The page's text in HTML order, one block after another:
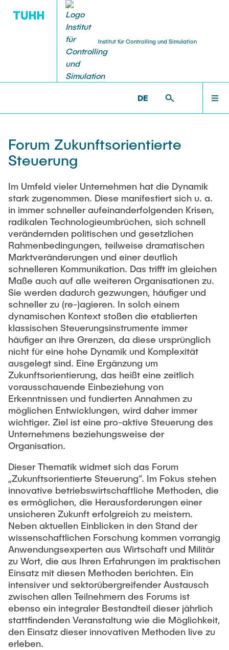
Institut für Controlling und Simulation
DE
HOME TEAM
Head of Institute
Team Assistant
Research Associates
Alexandra Eckert, M.Sc.
Lasse Kehrhahn, M.Sc.
Christian Stindt von Dohm, M.Sc.
Leon Grothmann, M.Sc., EMBA
Stella Rauscher, M.Sc.
Leon Lührs, M.Sc.
Ellen Friederichs
Guest researcher
Dr. Bernd-Oliver Heine
Alumni
Sebastian Achter
Dr. Mark Schmidt
Dr. Ole Jan Meßerschmidt
Dr. Jannick Plähn
Dr. Daniel Chorzelski
Dr. Kai G. Mertens
Dr. Jonas Hauke
Prof. Dr. Sina Völtzer
Prof. Dr. Iris Lorscheid
Prof. Dr. Irina Duscher
Dr. Cara H. Kahl
Prof. Dr. Frank Klingert
Prof. Dr. Cathérine Grisar-Klingert
Prof. Dr. Michael Zaggl
RESEARCH
TEACHING / THESIS
TEACHING / THESIS
Thesis
Thesis Topics
Courses (description in the language of
teaching)
Rechnungswesen und Jahresabschluss
Internes und Externes Rechnungswesen
Controlling
Simulationsmethoden
Grundlagen der BWL
Forschungsseminar
Projektseminar
Masterarbeiten Kolloquium
ACTIVITIES
CONTACT
NEWS
MACCS >E >FORUM ZUKUNFTSORIENTIERTE
Forum Zukunftsorientierte
Steuerung
Im Umfeld vieler Unternehmen hat die Dynamik
stark zugenommen. Diese manifestiert sich u. a.
in immer schneller aufeinanderfolgenden Krisen,
radikalen Technologieumbrüchen, sich schnell
verändernden politischen und gesetzlichen
Rahmenbedingungen, teilweise dramatischen
Marktveränderungen und einer deutlich
schnelleren Kommunikation. Das trifft im gleichen
Maße auch auf alle weiteren Organisationen zu.
Sie werden dadurch gezwungen, häufiger und
schneller zu (re-)agieren. In solch einem
dynamischen Kontext stoßen die etablierten
klassischen Steuerungsinstrumente immer
häufiger an ihre Grenzen, da diese ursprünglich
nicht für eine hohe Dynamik und Komplexität
ausgelegt sind. Eine Ergänzung um
Zukunftsorientierung, das heißt eine zeitlich
vorausschauende Einbeziehung von
Erkenntnissen und fundierten Annahmen zu
möglichen Entwicklungen, wird daher immer
wichtiger. Ziel ist eine pro-aktive Steuerung des
Unternehmens beziehungsweise der
Organisation.
Dieser Thematik widmet sich das Forum
„Zukunftsorientierte Steuerung“. Im Fokus stehen
innovative betriebswirtschaftliche Methoden, die
es ermöglichen, die Herausforderungen einer
unsicheren Zukunft erfolgreich zu meistern.
Neben aktuellen Einblicken in den Stand der
wissenschaftlichen Forschung kommen vorrangig
Anwendungsexperten aus Wirtschaft und Militär
zu Wort, die aus Ihren Erfahrungen im praktischen
Einsatz mit diesen Methoden berichten. Ein
intensiver und sektorübergreifender Austausch
zwischen allen Teilnehmern des Forums ist
ebenso ein integraler Bestandteil dieser jährlich
stattfindenden Veranstaltung wie die Möglichkeit,
den Einsatz dieser innovativen Methoden live zu
erleben.